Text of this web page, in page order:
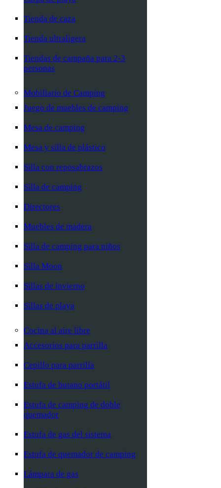
Tienda de caza
Tienda ultraligera
Tiendas de campaña para 2-3
personas
Mobiliario de Camping
Juego de muebles de camping
Mesa de camping
Mesa y silla de plástico
Silla con reposabrazos
Silla de camping
Directores
Muebles de madera
Silla de camping para niños
Silla Moon
Sillas de invierno
Sillas de playa
Cocina al aire libre
Accesorios para parrilla
Cepillo para parrilla
Estufa de butano portátil
Estufa de camping de doble
quemador
Estufa de gas del sistema
Estufa de quemador de camping
Lámpara de gas